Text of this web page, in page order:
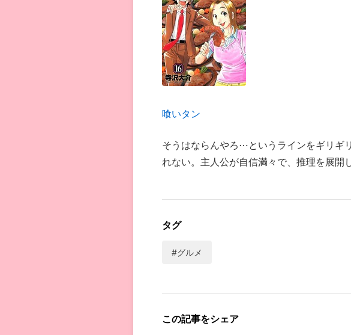
喰いタン
そうはならんやろ⋯というラインをギリギ
れない。主人公が自信満々で、推理を展開
タグ
#グルメ
この記事をシェア